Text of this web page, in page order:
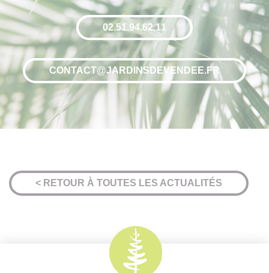
02.51.94.62.11
CONTACT@JARDINSDEVENDEE.FR
< RETOUR À TOUTES LES ACTUALITÉS